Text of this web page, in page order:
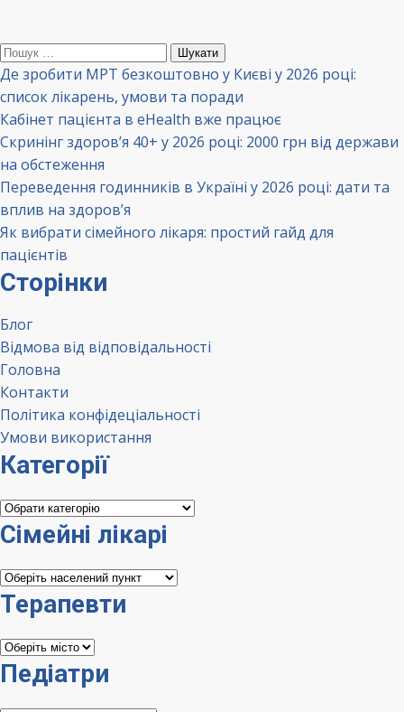
Пошук:
Де зробити МРТ безкоштовно у Києві у 2026 році:
список лікарень, умови та поради
Кабінет пацієнта в eHealth вже працює
Скринінг здоров’я 40+ у 2026 році: 2000 грн від держави
на обстеження
Переведення годинників в Україні у 2026 році: дати та
вплив на здоров’я
Як вибрати сімейного лікаря: простий гайд для
пацієнтів
Сторінки
Блог
Відмова від відповідальності
Головна
Контакти
Політика конфідеціальності
Умови використання
Категорії
Категорії
Сімейні лікарі
Сімейні
лікарі
Терапевти
Терапевти
Педіатри